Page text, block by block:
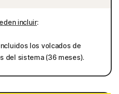
incluir:
los volcados de
del sistema (36 meses).